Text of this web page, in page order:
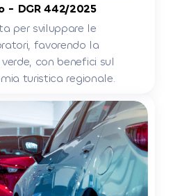
- DGR 442/2025
per sviluppare le
favorendo la
con benefici sul
turistica regionale.